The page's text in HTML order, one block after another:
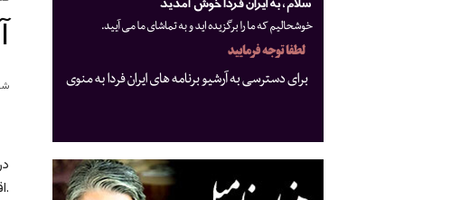
11
اقتصادی بیست و چهار ساعت گذشته . با ما باشید و دوستان و آشنایان خود را نیز در جریان اخبار قرار دهید.